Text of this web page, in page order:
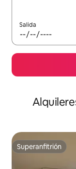
Salida
Superanfitrión
Superanfitrión